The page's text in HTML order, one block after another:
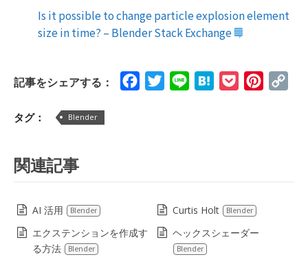
Is it possible to change particle explosion element
size in time? – Blender Stack Exchange
記事をシェアする： FacebookTwitterLine HatenaPocket
タグ： Blender
関連記事
AI 活用 Blender Curtis Holt Blender
エクステンションを作成す
る方法
Blender
ヘックスシェーダー
Blender